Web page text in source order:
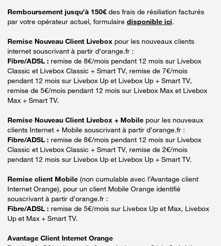
Remboursement jusqu’à 150€ des frais de résiliation facturés
par votre opérateur actuel, formulaire disponible ici.
Remise Nouveau Client Livebox pour les nouveaux clients
internet souscrivant à partir d’orange.fr :
Fibre/ADSL : remise de 8€/mois pendant 12 mois sur Livebox
Classic et Livebox Classic + Smart TV, remise de 7€/mois
pendant 12 mois sur Livebox Up et Livebox Up + Smart TV,
remise de 5€/mois pendant 12 mois sur Livebox Max et Livebox
Max + Smart TV.
Remise Nouveau Client Livebox + Mobile pour les nouveaux
clients Internet + Mobile souscrivant à partir d’orange.fr :
Fibre/ADSL : remise de 8€/mois pendant 12 mois sur Livebox
Classic et Livebox Classic + Smart TV, remise de 2€/mois
pendant 12 mois sur Livebox Up et Livebox Up + Smart TV.
Remise client Mobile (non cumulable avec l’Avantage client
Internet Orange), pour un client Mobile Orange identifié
souscrivant à partir d’orange.fr :
Fibre/ADSL : remise de 5€/mois sur Livebox Up et Max, Livebox
Up et Max + Smart TV.
Avantage Client Internet Orange